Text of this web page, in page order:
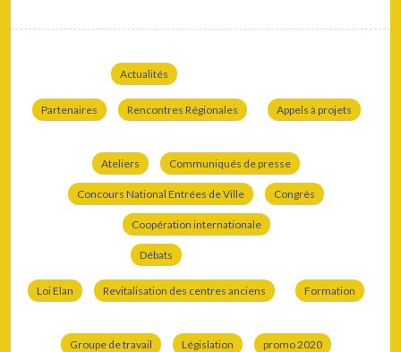
Actualités
Partenaires Rencontres Régionales Appels à projets
Ateliers Communiqués de presse
Concours National Entrées de Ville Congrès
Coopération internationale
Débats
Loi Elan Revitalisation des centres anciens Formation
Groupe de travail Législation promo 2020